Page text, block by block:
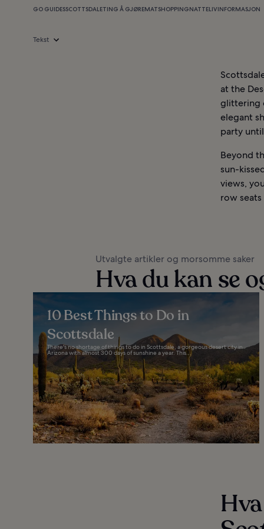
GO GUIDESSCOTTSDALETING Å GJØREMATSHOPPINGNATTELIVINFORMASJON
Tekst
at the
glittering
elegant
party
Beyond
sun-
views,
row
Utvalgte artikler og morsomme saker
Hva du kan se
10 Best Things to Do in
Scottsdale
There's no shortage of things to do in Scottsdale, a gorgeous desert city in
Arizona with almost 300 days of sunshine a year. This...